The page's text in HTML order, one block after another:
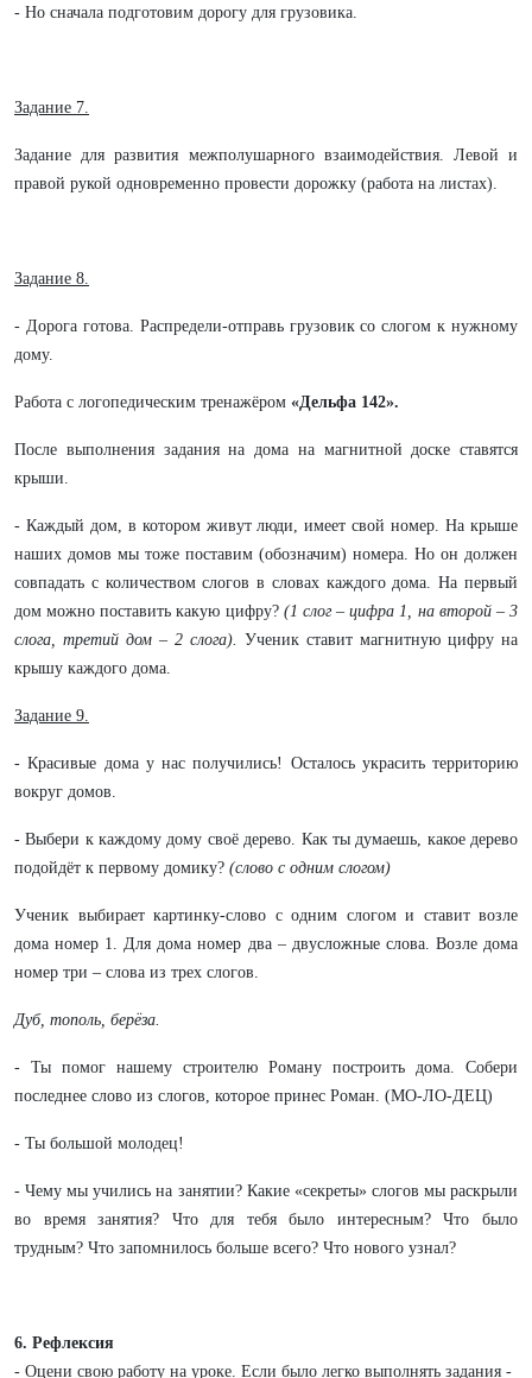
- Но сначала подготовим дорогу для грузовика.
Задание 7.
Задание для развития межполушарного взаимодействия. Левой и
правой рукой одновременно провести дорожку (работа на листах).
Задание 8.
- Дорога готова. Распредели-отправь грузовик со слогом к нужному
дому.
Работа с логопедическим тренажёром «Дельфа 142».
После выполнения задания на дома на магнитной доске ставятся
крыши.
- Каждый дом, в котором живут люди, имеет свой номер. На крыше
наших домов мы тоже поставим (обозначим) номера. Но он должен
совпадать с количеством слогов в словах каждого дома. На первый
дом можно поставить какую цифру? (1 слог – цифра 1, на второй – 3
слога, третий дом – 2 слога). Ученик ставит магнитную цифру на
крышу каждого дома.
Задание 9.
- Красивые дома у нас получились! Осталось украсить территорию
вокруг домов.
- Выбери к каждому дому своё дерево. Как ты думаешь, какое дерево
подойдёт к первому домику? (слово с одним слогом)
Ученик выбирает картинку-слово с одним слогом и ставит возле
дома номер 1. Для дома номер два – двусложные слова. Возле дома
номер три – слова из трех слогов.
Дуб, тополь, берёза.
- Ты помог нашему строителю Роману построить дома. Собери
последнее слово из слогов, которое принес Роман. (МО-ЛО-ДЕЦ)
- Ты большой молодец!
- Чему мы учились на занятии? Какие «секреты» слогов мы раскрыли
во время занятия? Что для тебя было интересным? Что было
трудным? Что запомнилось больше всего? Что нового узнал?
6. Рефлексия
- Оцени свою работу на уроке. Если было легко выполнять задания -